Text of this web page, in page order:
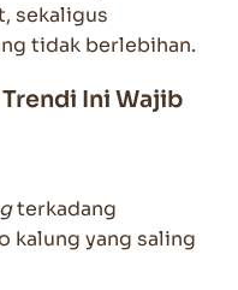
sekaligus
tidak berlebihan.
Ini Wajib
terkadang
kalung yang saling